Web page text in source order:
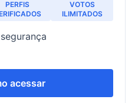
PERFIS
VOTOS
ILIMITADOS
acessar